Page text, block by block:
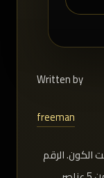
Written by
freeman
الكون. الرقم